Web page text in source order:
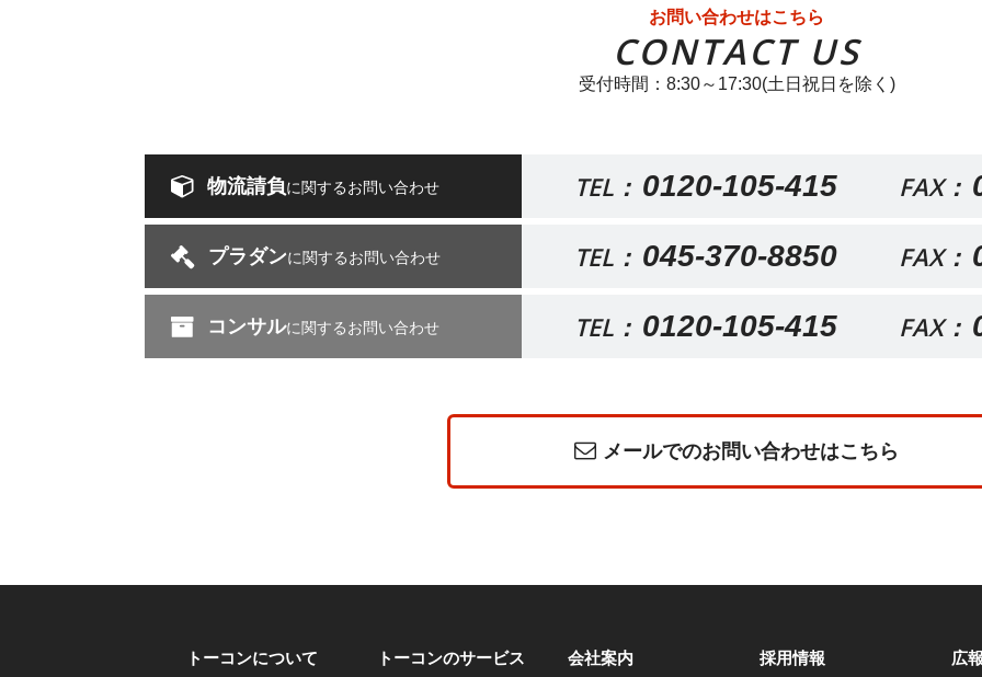
お問い合わせはこちら
CONTACT US
受付時間：8:30～17:30(土日祝日を除く)
物流請負に関するお問い合わせ TEL： 0120-105-415 FAX：
プラダンに関するお問い合わせ TEL： 045-370-8850 FAX：
コンサルに関するお問い合わせ TEL： 0120-105-415 FAX：
メールでのお問い合わせはこちら
トーコンについて トーコンのサービス 会社案内 採用情報 広報